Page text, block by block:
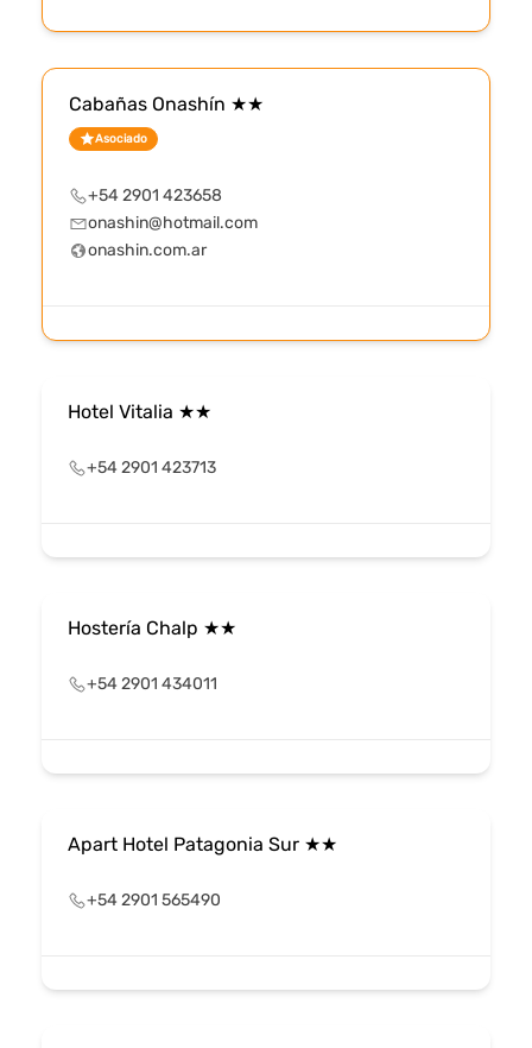
Cabañas Onashín ★★
Asociado
+54 2901 423658
onashin@hotmail.com
onashin.com.ar
Hotel Vitalia ★★
+54 2901 423713
Hostería Chalp ★★
+54 2901 434011
Apart Hotel Patagonia Sur ★★
+54 2901 565490